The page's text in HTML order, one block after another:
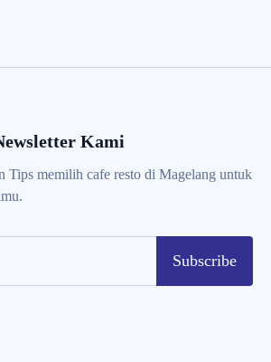
Kami
Tips memilih cafe resto di Magelang untuk
Subscribe